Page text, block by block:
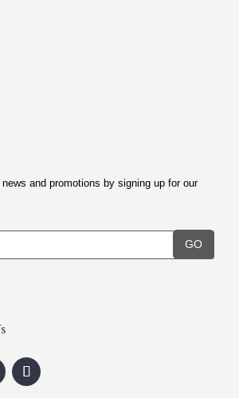
and promotions by signing up for our
GO